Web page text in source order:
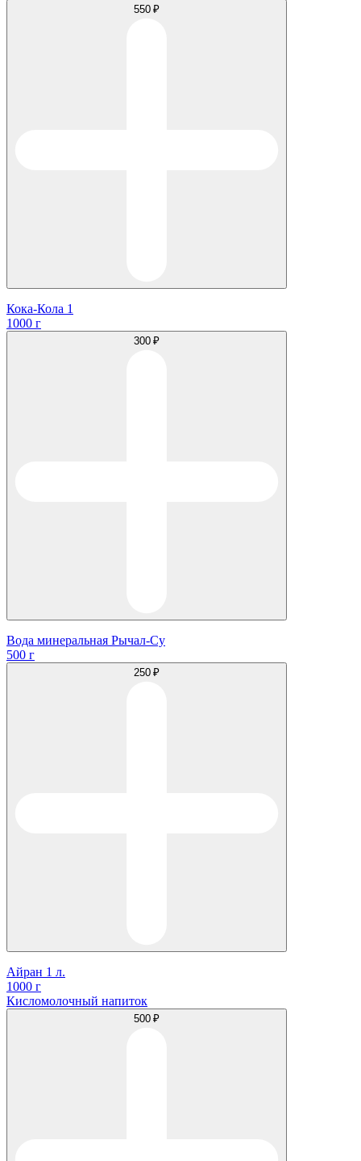
550 ₽
Кока-Кола 1
1000 г
300 ₽
Вода минеральная Рычал-Су
500 г
250 ₽
Айран 1 л.
1000 г
Кисломолочный напиток
500 ₽